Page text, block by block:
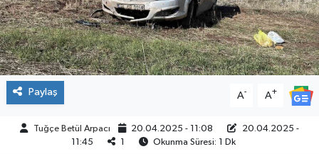
Paylaş A- A+
Tuğçe Betül Arpacı 20.04.2025 - 11:08
20.04.2025 -
11:45
Okunma Süresi: 1 Dk
İLÇELER
RESMİ İLANLAR
KÜLTÜR